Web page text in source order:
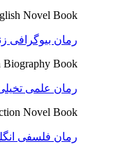
Novel Book
رمان بیوگرافی
Biography Book
رمان علمی
Novel Book
رمان فلسفی